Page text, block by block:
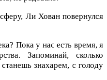
Ли Хован повернулся
Пока у нас есть время, я
Запоминай, сколько
знахарем, с голоду